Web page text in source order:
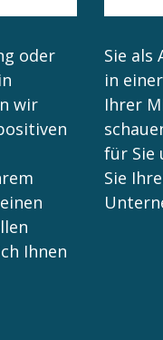
oder
wir
Ihnen
Sie
in
Ihrer
für Sie
Sie